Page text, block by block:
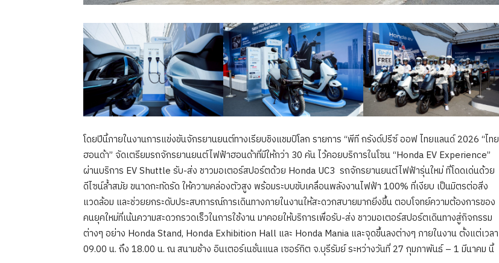
โดยปีนี้ภายในงานการแข่งขันจักรยานยนต์ทางเรียบชิงแชมป์โลก รายการ “พีที กรังด์ปรีซ์ ออฟ ไทยแลนด์ 2026 “ไทย
ฮอนด้า” จัดเตรียมรถจักรยานยนต์ไฟฟ้าฮอนด้าที่มีให้กว่า 30 คัน ไว้คอยบริการในโซน “Honda EV Experience”
ผ่านบริการ EV Shuttle รับ-ส่ง ชาวมอเตอร์สปอร์ตด้วย Honda UC3 รถจักรยานยนต์ไฟฟ้ารุ่นใหม่ ที่โดดเด่นด้วย
ดีไซน์ล้ำสมัย ขนาดกะทัดรัด ให้ความคล่องตัวสูง พร้อมระบบขับเคลื่อนพลังงานไฟฟ้า 100% ที่เงียบ เป็นมิตรต่อสิ่ง
แวดล้อม และช่วยยกระดับประสบการณ์การเดินทางภายในงานให้สะดวกสบายมากยิ่งขึ้น ตอบโจทย์ความต้องการของ
คนยุคใหม่ที่เน้นความสะดวกรวดเร็วในการใช้งาน มาคอยให้บริการเพื่อรับ-ส่ง ชาวมอเตอร์สปอร์ตเดินทางสู่กิจกรรม
ต่างๆ อย่าง Honda Stand, Honda Exhibition Hall และ Honda Mania และจุดขึ้นลงต่างๆ ภายในงาน ตั้งแต่เวลา
09.00 น. ถึง 18.00 น. ณ สนามช้าง อินเตอร์เนชั่นแนล เซอร์กิต จ.บุรีรัมย์ ระหว่างวันที่ 27 กุมภาพันธ์ – 1 มีนาคม นี้